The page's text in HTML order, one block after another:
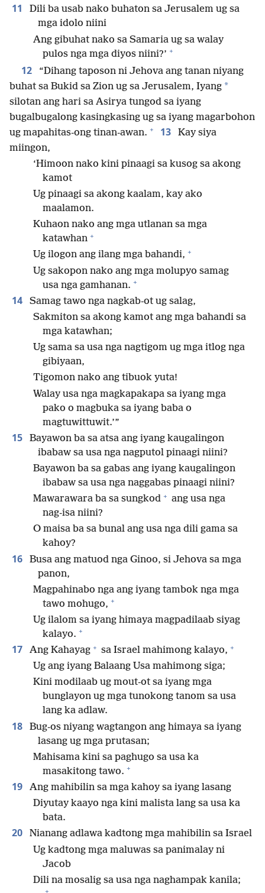
11
Dili ba usab nako buhaton sa Jerusalem ug sa
mga idolo niini
Ang gibuhat nako sa Samaria ug sa walay
pulos nga mga diyos niini?’ +
12
“Dihang taposon ni Jehova ang tanan niyang
buhat sa Bukid sa Zion ug sa Jerusalem, Iyang *
silotan ang hari sa Asirya tungod sa iyang
bugalbugalong kasingkasing ug sa iyang magarbohon
ug mapahitas-ong tinan-awan. + 13
Kay siya
miingon,
‘Himoon nako kini pinaagi sa kusog sa akong
kamot
Ug pinaagi sa akong kaalam, kay ako
maalamon.
Kuhaon nako ang mga utlanan sa mga
katawhan +
Ug ilogon ang ilang mga bahandi, +
Ug sakopon nako ang mga molupyo samag
usa nga gamhanan. +
14
Samag tawo nga nagkab-ot ug salag,
Sakmiton sa akong kamot ang mga bahandi sa
mga katawhan;
Ug sama sa usa nga nagtigom ug mga itlog nga
gibiyaan,
Tigomon nako ang tibuok yuta!
Walay usa nga magkapakapa sa iyang mga
pako o magbuka sa iyang baba o
magtuwittuwit.’”
15
Bayawon ba sa atsa ang iyang kaugalingon
ibabaw sa usa nga nagputol pinaagi niini?
Bayawon ba sa gabas ang iyang kaugalingon
ibabaw sa usa nga naggabas pinaagi niini?
Mawarawara ba sa sungkod + ang usa nga
nag-isa niini?
O maisa ba sa bunal ang usa nga dili gama sa
kahoy?
16
Busa ang matuod nga Ginoo, si Jehova sa mga
panon,
Magpahinabo nga ang iyang tambok nga mga
tawo mohugo, +
Ug ilalom sa iyang himaya magpadilaab siyag
kalayo. +
17 Ang Kahayag + sa Israel mahimong kalayo, +
Ug ang iyang Balaang Usa mahimong siga;
Kini modilaab ug mout-ot sa iyang mga
bunglayon ug mga tunokong tanom sa usa
lang ka adlaw.
18
Bug-os niyang wagtangon ang himaya sa iyang
lasang ug mga prutasan;
Mahisama kini sa paghugo sa usa ka
masakitong tawo. +
19
Ang mahibilin sa mga kahoy sa iyang lasang
Diyutay kaayo nga kini malista lang sa usa ka
bata.
20
Nianang adlawa kadtong mga mahibilin sa Israel
Ug kadtong mga maluwas sa panimalay ni
Jacob
Dili na mosalig sa usa nga naghampak kanila;
+